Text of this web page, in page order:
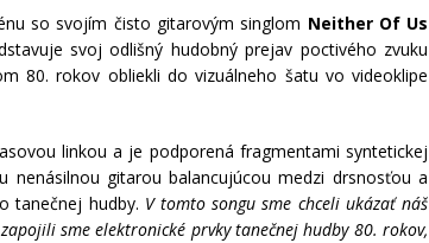
so svojím čisto gitarovým singlom Neither Of Us
svoj odlišný hudobný prejav poctivého zvuku
80. rokov obliekli do vizuálneho šatu vo videoklipe
linkou a je podporená fragmentami syntetickej
nenásilnou gitarou balancujúcou medzi drsnosťou a
tanečnej hudby. V tomto songu sme chceli ukázať náš
sme elektronické prvky tanečnej hudby 80. rokov,